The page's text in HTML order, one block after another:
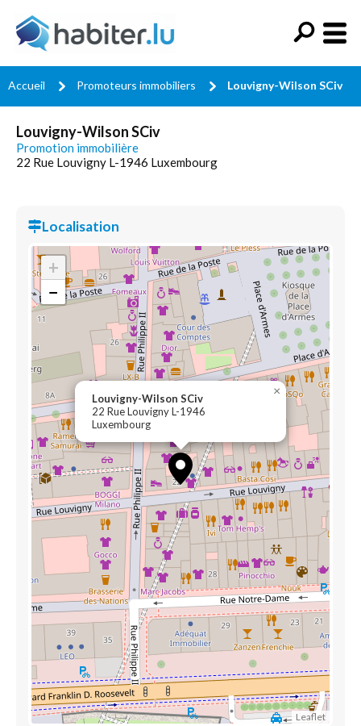
Accueil Promoteurs immobiliers Louvigny-Wilson SCiv
Louvigny-Wilson SCiv
Promotion immobilière
22 Rue Louvigny L-1946 Luxembourg
Localisation
Louvigny-Wilson SCiv
22 Rue Louvigny L-1946
Luxembourg
×
+
−
Leaflet